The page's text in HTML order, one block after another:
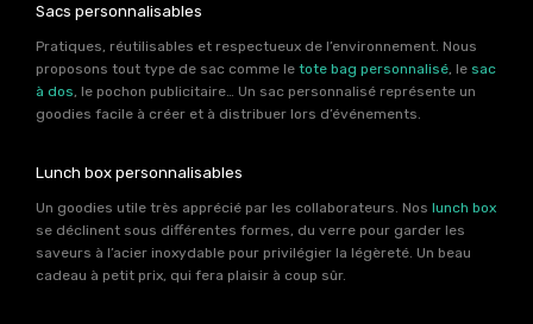
Sacs personnalisables
Pratiques, réutilisables et respectueux de l’environnement. Nous
proposons tout type de sac comme le tote bag personnalisé, le sac
à dos, le pochon publicitaire… Un sac personnalisé représente un
goodies facile à créer et à distribuer lors d’événements.
Lunch box personnalisables
Un goodies utile très apprécié par les collaborateurs. Nos lunch box
se déclinent sous différentes formes, du verre pour garder les
saveurs à l’acier inoxydable pour privilégier la légèreté. Un beau
cadeau à petit prix, qui fera plaisir à coup sûr.